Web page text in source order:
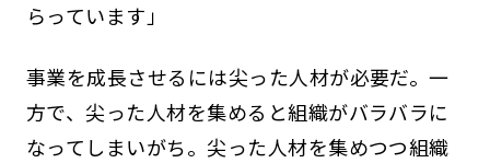
らっています」
事業を成長させるには尖った人材が必要だ。一
方で、尖った人材を集めると組織がバラバラに
なってしまいがち。尖った人材を集めつつ組織